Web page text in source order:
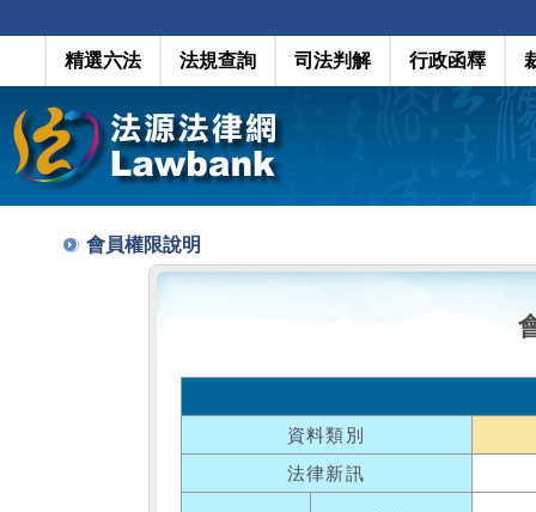
精選六法 法規查詢 司法判解 行政函釋
會員權限說明
資料類別
法律新訊